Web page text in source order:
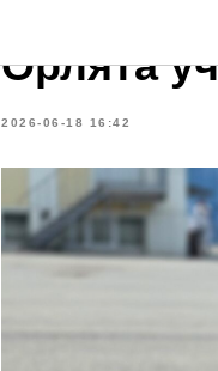
Орлята
2026-06-18 16:42